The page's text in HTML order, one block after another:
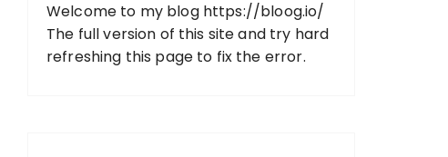
Welcome to my blog https://bloog.io/
The full version of this site and try hard
refreshing this page to fix the error.